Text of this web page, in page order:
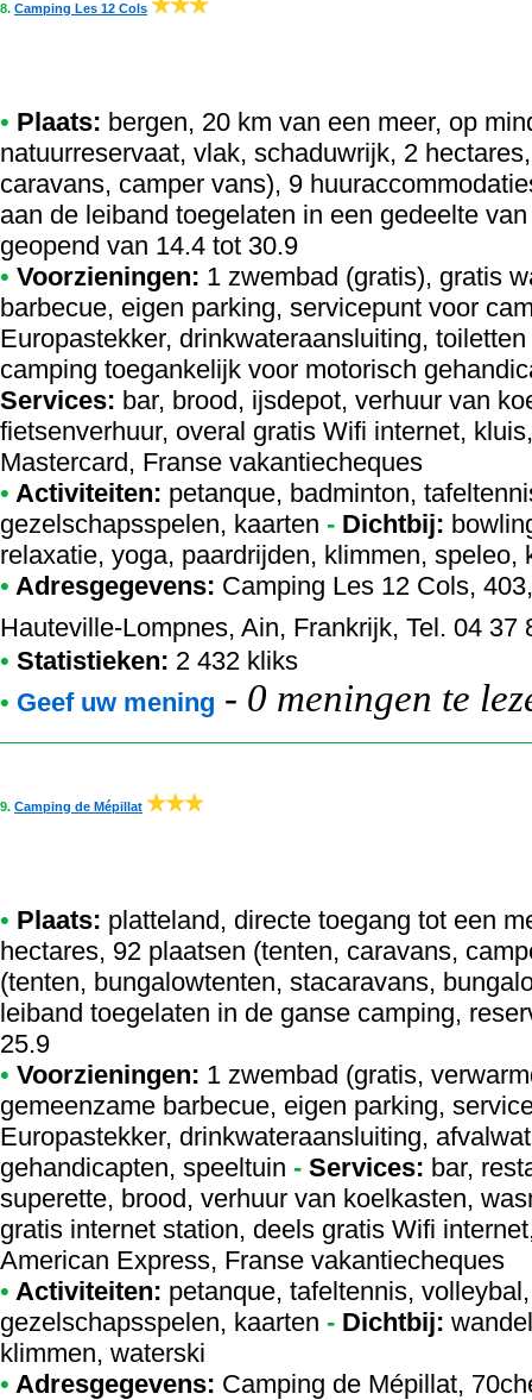
8. Camping Les 12 Cols
• Plaats: bergen, 20 km van een meer, op
natuurreservaat, vlak, schaduwrijk, 2
caravans, camper vans), 9
aan de leiband toegelaten in een gedeelte
geopend van 14.4 tot 30.9
• Voorzieningen: 1 zwembad (gratis), gratis
barbecue, eigen parking, servicepunt voor
Europastekker, drinkwateraansluiting,
camping toegankelijk voor motorisch
Services: bar, brood, ijsdepot, verhuur van
fietsenverhuur, overal gratis Wifi internet,
Mastercard, Franse vakantiecheques
• Activiteiten: petanque, badminton,
gezelschapsspelen, kaarten - Dichtbij:
relaxatie, yoga, paardrijden, klimmen,
• Adresgegevens: Camping Les 12 Cols,
Hauteville-Lompnes, Ain, Frankrijk, Tel. 04 37
• Statistieken: 2 432 kliks
• Geef uw mening - 0 meningen te
9. Camping de Mépillat
• Plaats: platteland, directe toegang tot een
hectares, 92 plaatsen (tenten, caravans,
(tenten, bungalowtenten, stacaravans,
leiband toegelaten in de ganse camping,
25.9
• Voorzieningen: 1 zwembad (gratis,
gemeenzame barbecue, eigen parking,
Europastekker, drinkwateraansluiting,
gehandicapten, speeltuin - Services: bar,
superette, brood, verhuur van koelkasten,
gratis internet station, deels gratis Wifi
American Express, Franse vakantiecheques
• Activiteiten: petanque, tafeltennis,
gezelschapsspelen, kaarten - Dichtbij:
klimmen, waterski
• Adresgegevens: Camping de Mépillat,